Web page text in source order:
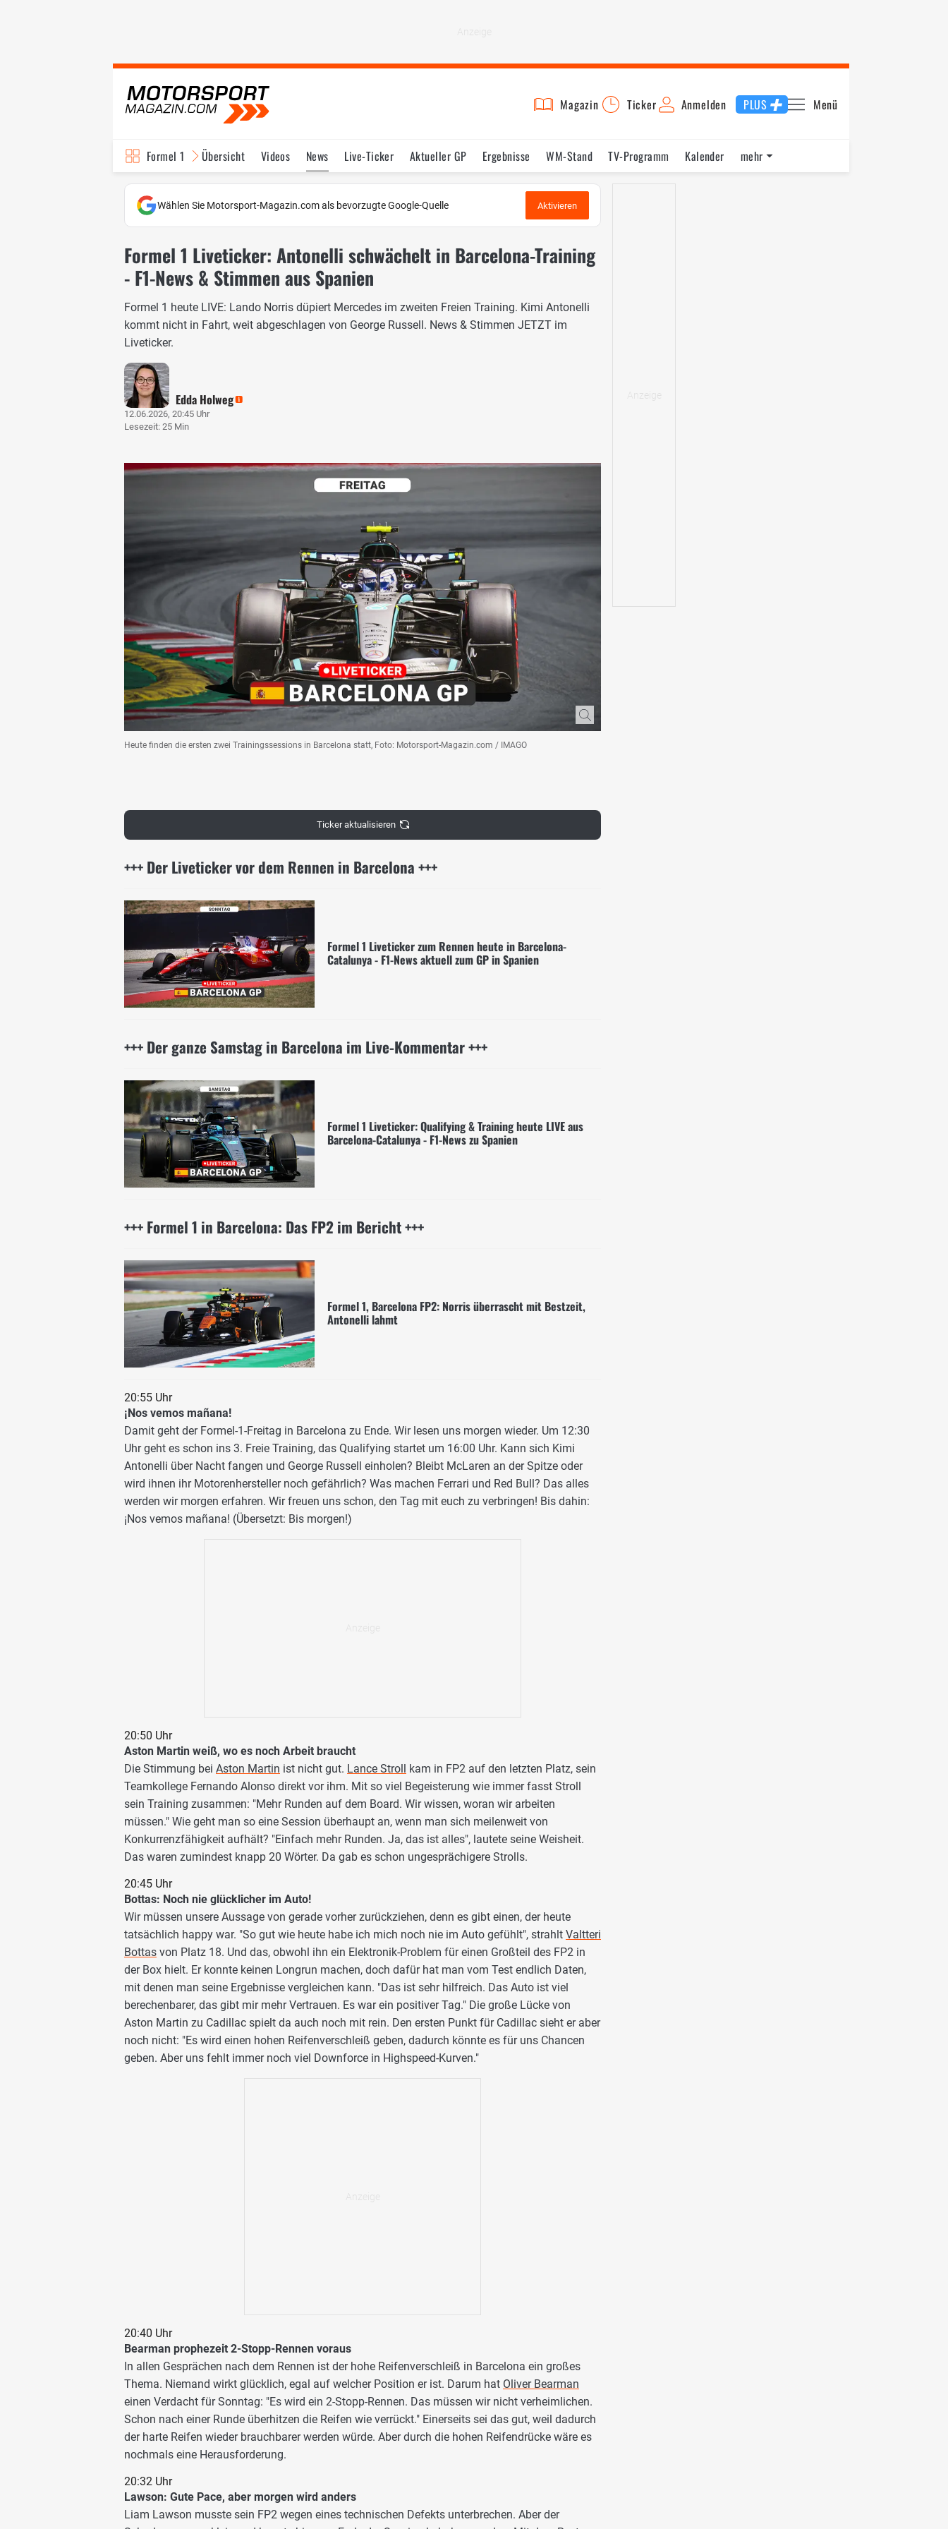
Magazin Ticker Anmelden PLUS Menü
Formel 1 Übersicht Videos News Live-Ticker Aktueller GP Ergebnisse WM-Stand TV-Programm
Kalender
Fahrer & Teams
Bilder Termine Statistik Testfahrten Reglement Lexikon
mehr
Wählen Sie Motorsport-Magazin.com als bevorzugte Google-Quelle Aktivieren
Formel 1 Liveticker: Antonelli schwächelt in Barcelona-Training
- F1-News & Stimmen aus Spanien
Formel 1 heute LIVE: Lando Norris düpiert Mercedes im zweiten Freien Training. Kimi Antonelli
kommt nicht in Fahrt, weit abgeschlagen von George Russell. News & Stimmen JETZT im
Liveticker.
Edda Holweg
12.06.2026, 20:45 Uhr
Lesezeit: 25 Min
Heute finden die ersten zwei Trainingssessions in Barcelona statt, Foto: Motorsport-Magazin.com / IMAGO
Ticker aktualisieren
+++ Der Liveticker vor dem Rennen in Barcelona +++
Formel 1 Liveticker zum Rennen heute in Barcelona-
Catalunya - F1-News aktuell zum GP in Spanien
+++ Der ganze Samstag in Barcelona im Live-Kommentar +++
Formel 1 Liveticker: Qualifying & Training heute LIVE aus
Barcelona-Catalunya - F1-News zu Spanien
+++ Formel 1 in Barcelona: Das FP2 im Bericht +++
Formel 1, Barcelona FP2: Norris überrascht mit Bestzeit,
Antonelli lahmt
20:55 Uhr
¡Nos vemos mañana!
Damit geht der Formel-1-Freitag in Barcelona zu Ende. Wir lesen uns morgen wieder. Um 12:30
Uhr geht es schon ins 3. Freie Training, das Qualifying startet um 16:00 Uhr. Kann sich Kimi
Antonelli über Nacht fangen und George Russell einholen? Bleibt McLaren an der Spitze oder
wird ihnen ihr Motorenhersteller noch gefährlich? Was machen Ferrari und Red Bull? Das alles
werden wir morgen erfahren. Wir freuen uns schon, den Tag mit euch zu verbringen! Bis dahin:
¡Nos vemos mañana! (Übersetzt: Bis morgen!)
20:50 Uhr
Aston Martin weiß, wo es noch Arbeit braucht
Die Stimmung bei Aston Martin ist nicht gut. Lance Stroll kam in FP2 auf den letzten Platz, sein
Teamkollege Fernando Alonso direkt vor ihm. Mit so viel Begeisterung wie immer fasst Stroll
sein Training zusammen: "Mehr Runden auf dem Board. Wir wissen, woran wir arbeiten
müssen." Wie geht man so eine Session überhaupt an, wenn man sich meilenweit von
Konkurrenzfähigkeit aufhält? "Einfach mehr Runden. Ja, das ist alles", lautete seine Weisheit.
Das waren zumindest knapp 20 Wörter. Da gab es schon ungesprächigere Strolls.
20:45 Uhr
Bottas: Noch nie glücklicher im Auto!
Wir müssen unsere Aussage von gerade vorher zurückziehen, denn es gibt einen, der heute
tatsächlich happy war. "So gut wie heute habe ich mich noch nie im Auto gefühlt", strahlt Valtteri
Bottas von Platz 18. Und das, obwohl ihn ein Elektronik-Problem für einen Großteil des FP2 in
der Box hielt. Er konnte keinen Longrun machen, doch dafür hat man vom Test endlich Daten,
mit denen man seine Ergebnisse vergleichen kann. "Das ist sehr hilfreich. Das Auto ist viel
berechenbarer, das gibt mir mehr Vertrauen. Es war ein positiver Tag." Die große Lücke von
Aston Martin zu Cadillac spielt da auch noch mit rein. Den ersten Punkt für Cadillac sieht er aber
noch nicht: "Es wird einen hohen Reifenverschleiß geben, dadurch könnte es für uns Chancen
geben. Aber uns fehlt immer noch viel Downforce in Highspeed-Kurven."
20:40 Uhr
Bearman prophezeit 2-Stopp-Rennen voraus
In allen Gesprächen nach dem Rennen ist der hohe Reifenverschleiß in Barcelona ein großes
Thema. Niemand wirkt glücklich, egal auf welcher Position er ist. Darum hat Oliver Bearman
einen Verdacht für Sonntag: "Es wird ein 2-Stopp-Rennen. Das müssen wir nicht verheimlichen.
Schon nach einer Runde überhitzen die Reifen wie verrückt." Einerseits sei das gut, weil dadurch
der harte Reifen wieder brauchbarer werden würde. Aber durch die hohen Reifendrücke wäre es
nochmals eine Herausforderung.
20:32 Uhr
Lawson: Gute Pace, aber morgen wird anders
Liam Lawson musste sein FP2 wegen eines technischen Defekts unterbrechen. Aber der